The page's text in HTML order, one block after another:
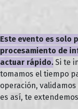
Este evento es solo
procesamiento de
actuar rápido. Si te
tomamos el tiempo
operación,
es así, te